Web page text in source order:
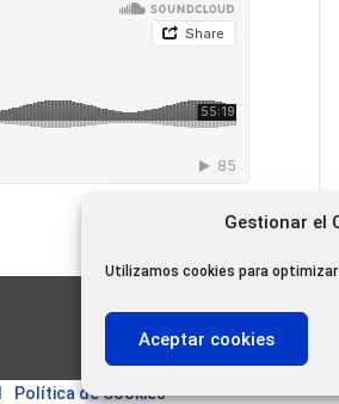
Gestionar el
Utilizamos cookies para
Aceptar cookies
11.000 Gracias
Política de Cookies